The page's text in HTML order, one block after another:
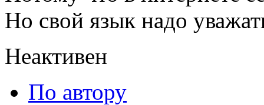
Но свой язык надо
Неактивен
По автору